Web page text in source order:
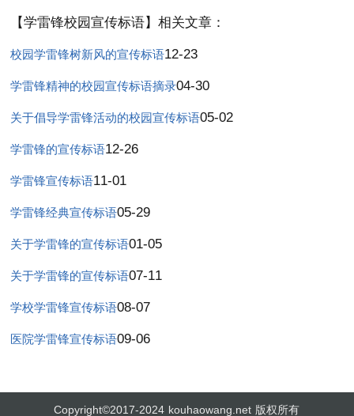
【学雷锋校园宣传标语】相关文章：
校园学雷锋树新风的宣传标语12-23
学雷锋精神的校园宣传标语摘录04-30
关于倡导学雷锋活动的校园宣传标语05-02
学雷锋的宣传标语12-26
学雷锋宣传标语11-01
学雷锋经典宣传标语05-29
关于学雷锋的宣传标语01-05
关于学雷锋的宣传标语07-11
学校学雷锋宣传标语08-07
医院学雷锋宣传标语09-06
Copyright©2017-2024 kouhaowang.net 版权所有